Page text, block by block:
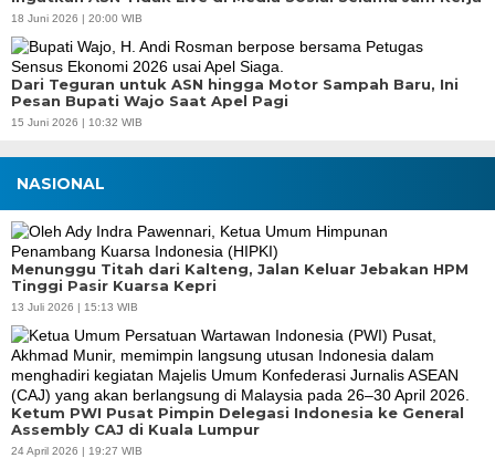
18 Juni 2026 | 20:00 WIB
Dari Teguran untuk ASN hingga Motor Sampah Baru, Ini
Pesan Bupati Wajo Saat Apel Pagi
15 Juni 2026 | 10:32 WIB
NASIONAL
Menunggu Titah dari Kalteng, Jalan Keluar Jebakan HPM
Tinggi Pasir Kuarsa Kepri
13 Juli 2026 | 15:13 WIB
Ketum PWI Pusat Pimpin Delegasi Indonesia ke General
Assembly CAJ di Kuala Lumpur
24 April 2026 | 19:27 WIB